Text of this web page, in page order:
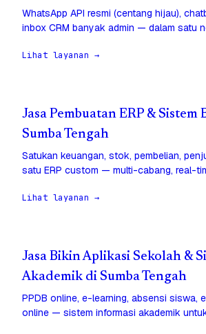
WhatsApp API resmi (centang hijau),
inbox CRM banyak admin — dalam satu
Lihat layanan →
Jasa Pembuatan ERP & Sistem
Sumba Tengah
Satukan keuangan, stok, pembelian,
satu ERP custom — multi-cabang, real-
Lihat layanan →
Jasa Bikin Aplikasi Sekolah &
Akademik di Sumba Tengah
PPDB online, e-learning, absensi siswa,
online — sistem informasi akademik